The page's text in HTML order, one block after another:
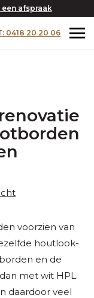
afspraak
0418 20 20 06
voorzien van
houtlook-
en de
met wit HPL.
daardoor veel